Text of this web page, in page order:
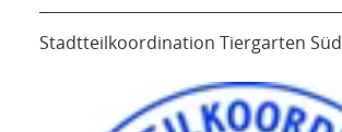
Stadtteilkoordination Tiergarten Süd